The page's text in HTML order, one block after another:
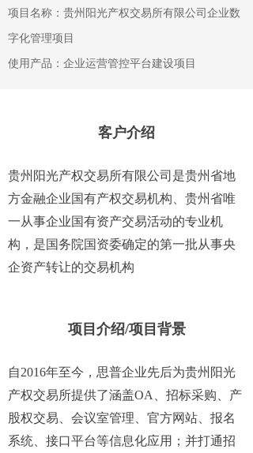
客户介绍
贵州阳光产权交易所有限公司是贵州省地
方金融企业国有产权交易机构、贵州省唯
一从事企业国有资产交易活动的专业机
构，是国务院国资委确定的第一批从事央
企资产转让的交易机构
项目介绍/项目背景
自2016年至今，思普企业先后为贵州阳光
产权交易所提供了涵盖OA、招标采购、产
股权交易、会议室管理、官方网站、报名
系统、接口平台等信息化应用；并打通招
项目名称：贵州阳光产权交易所有限公司企业数
字化管理项目
使用产品：企业运营管控平台建设项目